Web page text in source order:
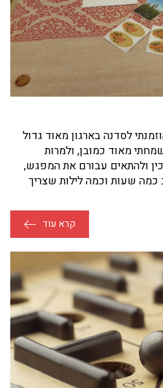
לסדנה בארגון מאוד גדול
מאוד כמובן, ולמרות
ולהתאים עבורם את המפגש,
שעות וכמה לילות שצריך
קרא עוד